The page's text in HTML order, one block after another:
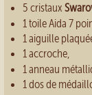
5 cristaux
1 toile Aida 7
1 aiguille
1 accroche,
1 anneau
1 dos de